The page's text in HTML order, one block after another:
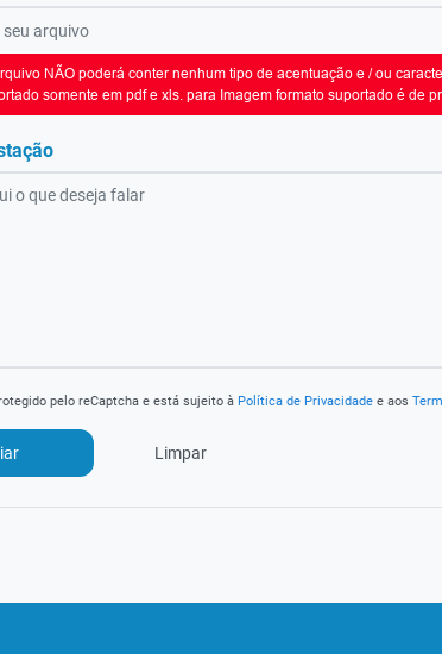
NÃO poderá conter nenhum tipo de acentuação e / ou
somente em pdf e xls. para Imagem formato suportado é de
pelo reCaptcha e está sujeito à Política de Privacidade e aos
Limpar